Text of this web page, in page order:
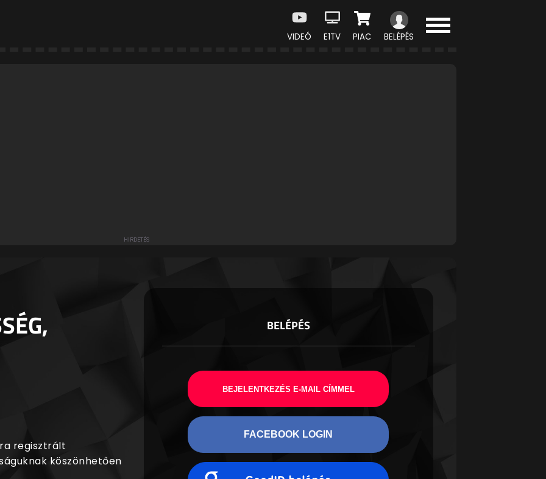
VIDEÓ E1TV PIAC BELÉPÉS
regisztrált
köszönhetően
BELÉPÉS
BEJELENTKEZÉS E-MAIL CÍMMEL
FACEBOOK LOGIN